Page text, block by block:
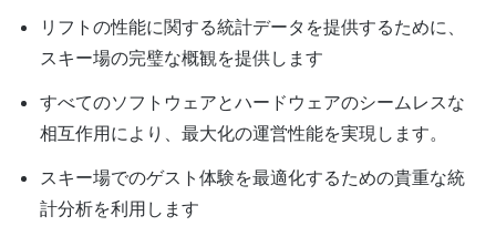
リフトの性能に関する統計データを提供するために、
スキー場の完璧な概観を提供します
すべてのソフトウェアとハードウェアのシームレスな
相互作用により、最大化の運営性能を実現します。
スキー場でのゲスト体験を最適化するための貴重な統
計分析を利用します